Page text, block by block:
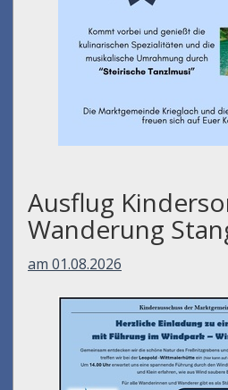
Ausflug
Wanderung
am 01.08.2026